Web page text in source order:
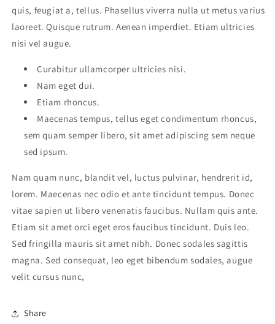
quis, feugiat a, tellus. Phasellus viverra nulla ut metus varius
laoreet. Quisque rutrum. Aenean imperdiet. Etiam ultricies
nisi vel augue.
Curabitur ullamcorper ultricies nisi.
Nam eget dui.
Etiam rhoncus.
Maecenas tempus, tellus eget condimentum rhoncus,
sem quam semper libero, sit amet adipiscing sem neque
sed ipsum.
Nam quam nunc, blandit vel, luctus pulvinar, hendrerit id,
lorem. Maecenas nec odio et ante tincidunt tempus. Donec
vitae sapien ut libero venenatis faucibus. Nullam quis ante.
Etiam sit amet orci eget eros faucibus tincidunt. Duis leo.
Sed fringilla mauris sit amet nibh. Donec sodales sagittis
magna. Sed consequat, leo eget bibendum sodales, augue
velit cursus nunc,
Share